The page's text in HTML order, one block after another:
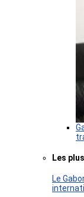
Les
Le